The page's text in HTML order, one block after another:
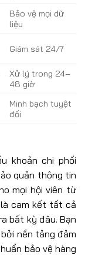
Bảo vệ mọi dữ
liệu
Giám sát 24/7
Xử lý trong 24–
48 giờ
Minh bạch tuyệt
đối
khoản chi phối
quản thông tin
mọi hội viên từ
cam kết tất cả
bất kỳ đâu. Bạn
nền tảng đảm
bảo vệ hàng